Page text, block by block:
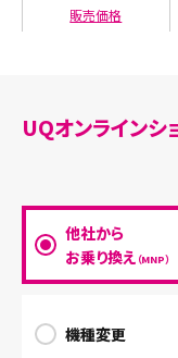
販売価格
UQオンラインシ
他社から
お乗り換え （MNP）
機種変更